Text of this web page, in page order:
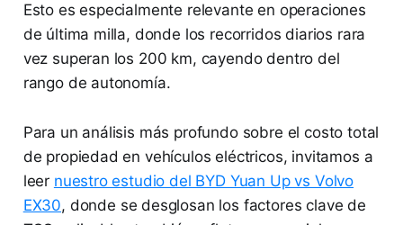
Esto es especialmente relevante en operaciones
de última milla, donde los recorridos diarios rara
vez superan los 200 km, cayendo dentro del
rango de autonomía.
Para un análisis más profundo sobre el costo total
de propiedad en vehículos eléctricos, invitamos a
leer nuestro estudio del BYD Yuan Up vs Volvo
EX30, donde se desglosan los factores clave de